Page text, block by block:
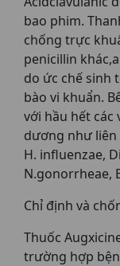
bao phim.
chống trực
penicillin
do ức chế sinh
bào vi khuẩn.
với hầu hết các
dương như liên
H. influenzae,
N.gonorrheae,
Chỉ định và
Thuốc
trường hợp